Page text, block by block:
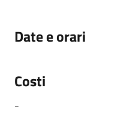
Date e orari
Costi
-